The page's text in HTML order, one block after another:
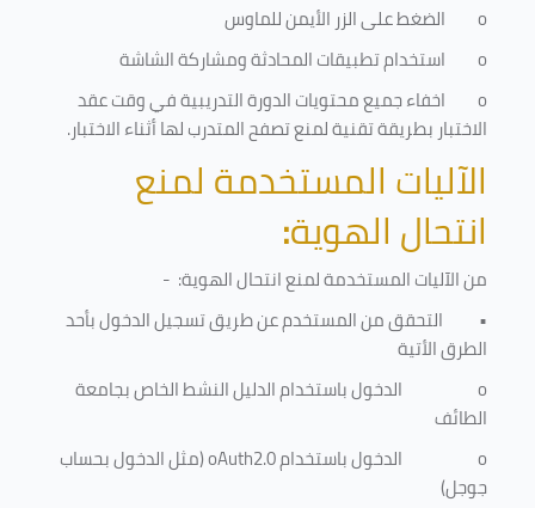
o
الضغط على الزر الأيمن للماوس
o
استخدام تطبيقات المحادثة ومشاركة الشاشة
o
اخفاء جميع محتويات الدورة التدريبية في وقت عقد
الاختبار بطريقة تقنية لمنع تصفح المتدرب لها أثناء الاختبار.
الآليات المستخدمة لمنع
انتحال الهوية:
من الآليات المستخدمة لمنعانتحال الهوية: -
• التحقق من المستخدم عن طريق تسجيل الدخول بأحد
الطرق الأتية
o
الدخول باستخدام الدليل النشط الخاص بجامعة
الطائف
o
الدخول باستخدامoAuth2.0(مثل الدخول بحساب
جوجل)